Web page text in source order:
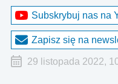
Subskrybuj nas na
Zapisz się na
29 listopada 2022,